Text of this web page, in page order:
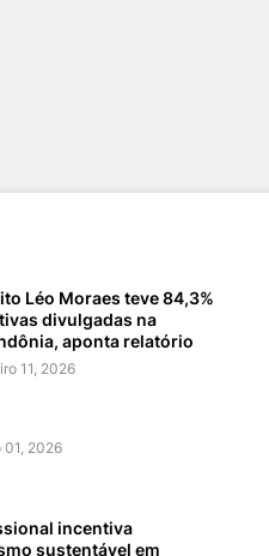
Léo Moraes teve 84,3%
divulgadas na
aponta relatório
11, 2026
2026
incentiva
sustentável em